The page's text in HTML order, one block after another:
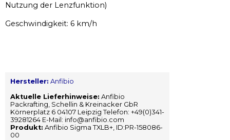
Nutzung der Lenzfunktion)
Geschwindigkeit: 6 km/h
Hersteller: Anfibio
Aktuelle Lieferhinweise: Anfibio
Packrafting, Schellin & Kreinacker GbR
Körnerplatz 6 04107 Leipzig Telefon: +49(0)341-
39281264 E-Mail: info@anfibio.com
Produkt: Anfibio Sigma TXLB+, ID:PR-158086-
00